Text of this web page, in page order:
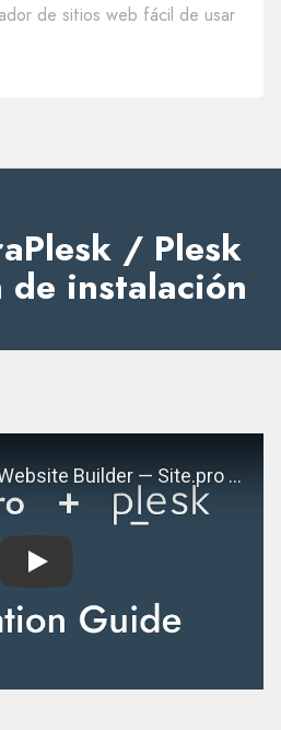
de sitios web fácil de usar
/ Plesk
de instalación
Play